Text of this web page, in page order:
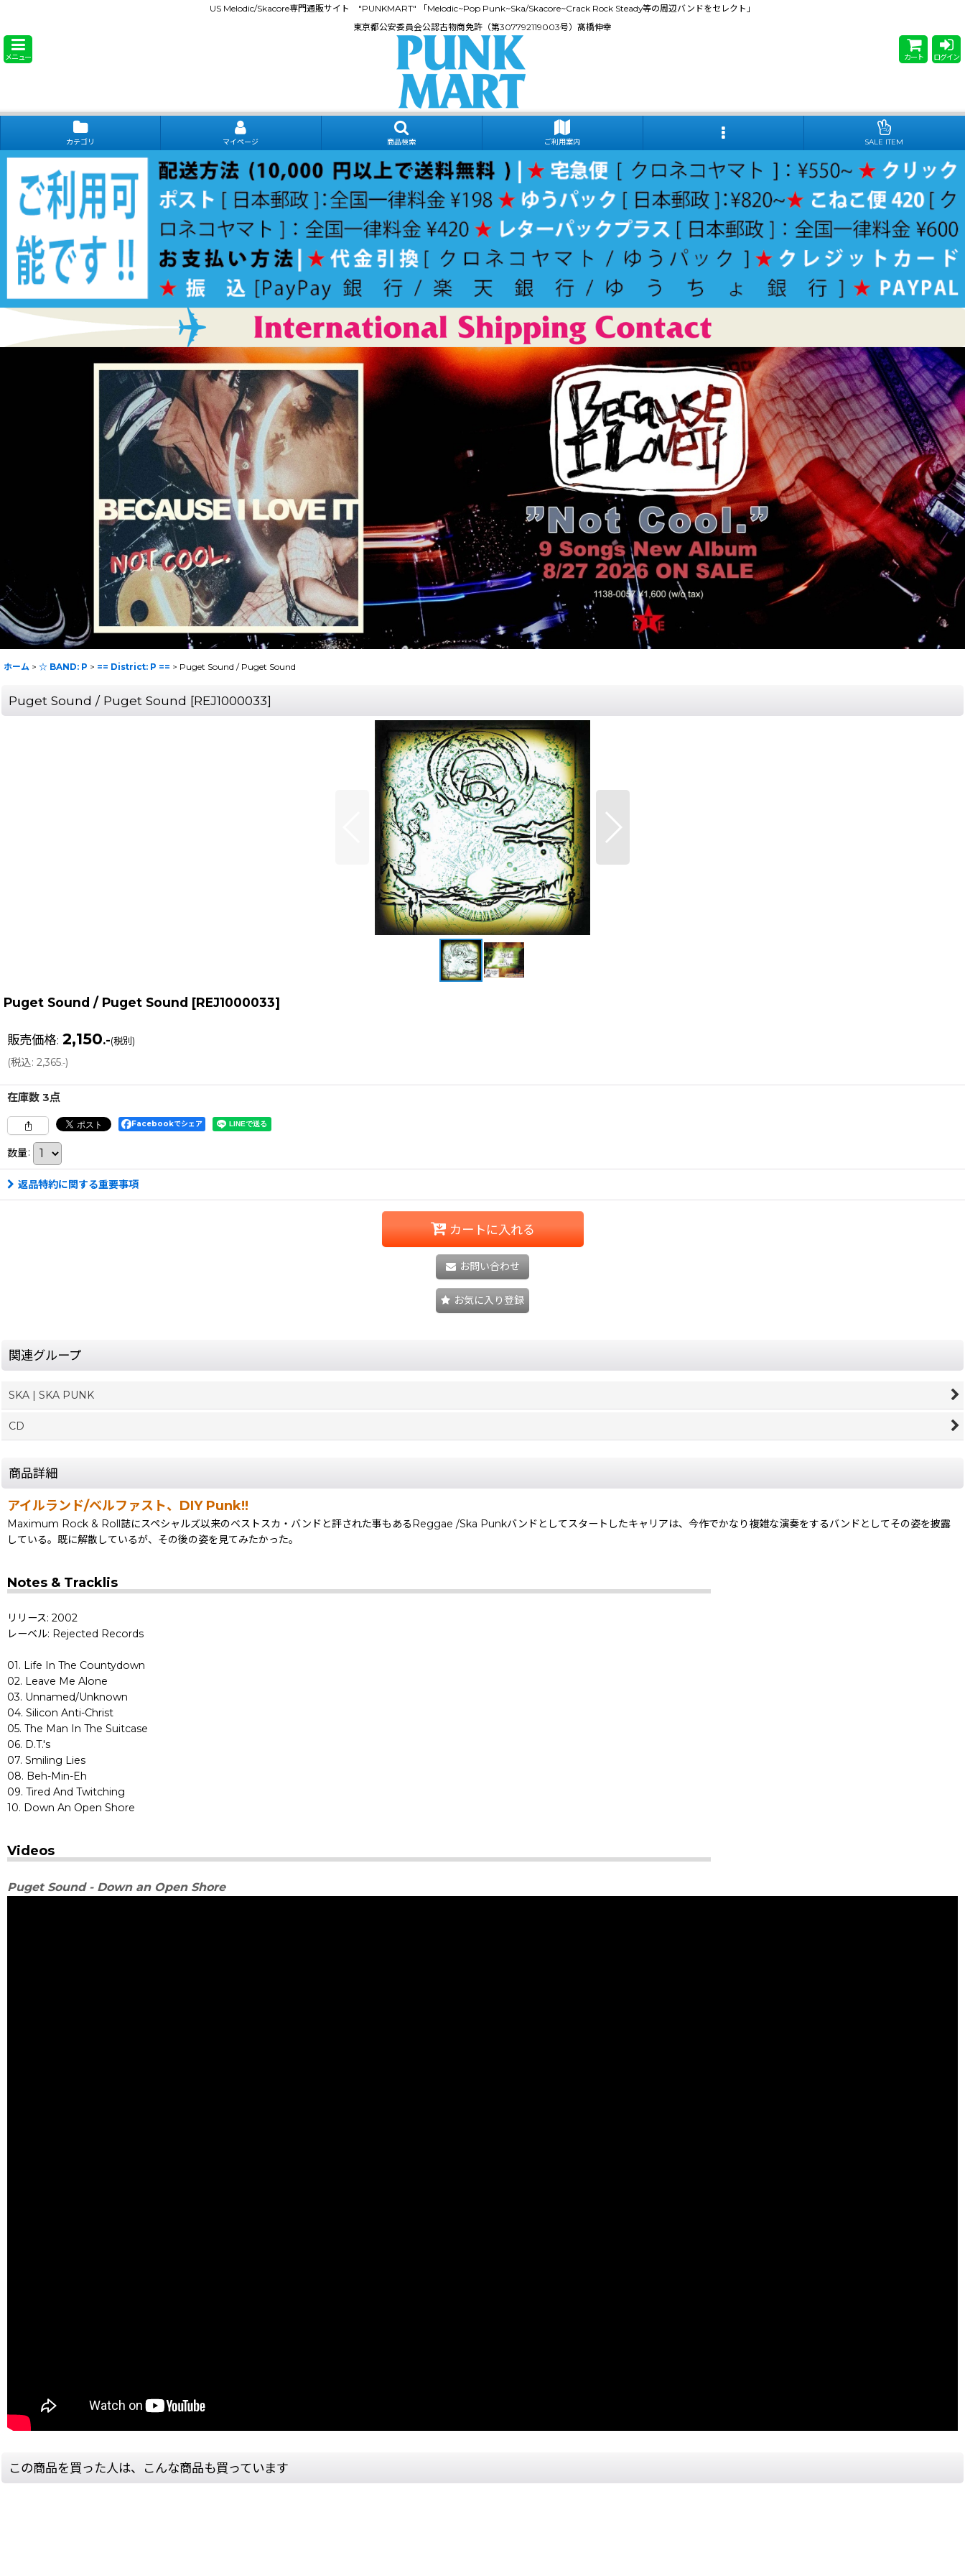
US Melodic/Skacore専門通販サイト "PUNKMART" 「Melodic~Pop Punk~Ska/Skacore~Crack Rock Steady等の周辺バンドをセレクト」
東京都公安委員会公認古物商免許（第307792119003号）髙橋伸幸
メニュー カート ログイン
カテゴリ マイページ 商品検索 ご利用案内 SALE ITEM
ホーム > ☆ BAND: P > == District: P == > Puget Sound / Puget Sound
Puget Sound / Puget Sound [REJ1000033]
Puget Sound / Puget Sound [REJ1000033]
販売価格: 2,150.-(税別)
(税込: 2,365.-)
在庫数 3点
Facebookでシェア
数量:
返品特約に関する重要事項
カートに入れる
お問い合わせ
お気に入り登録
関連グループ
SKA | SKA PUNK
CD
商品詳細
アイルランド/ベルファスト、DIY Punk!!
Maximum Rock & Roll誌にスペシャルズ以来のベストスカ・バンドと評された事もあるReggae /Ska Punkバンドとしてスタートしたキャリアは、今作でかなり複雑な演奏をするバンドとしてその姿を披露
している。既に解散しているが、その後の姿を見てみたかった。
Notes & Tracklis
リリース: 2002
レーベル: Rejected Records
01. Life In The Countydown
02. Leave Me Alone
03. Unnamed/Unknown
04. Silicon Anti-Christ
05. The Man In The Suitcase
06. D.T.'s
07. Smiling Lies
08. Beh-Min-Eh
09. Tired And Twitching
10. Down An Open Shore
Videos
Puget Sound - Down an Open Shore
この商品を買った人は、こんな商品も買っています